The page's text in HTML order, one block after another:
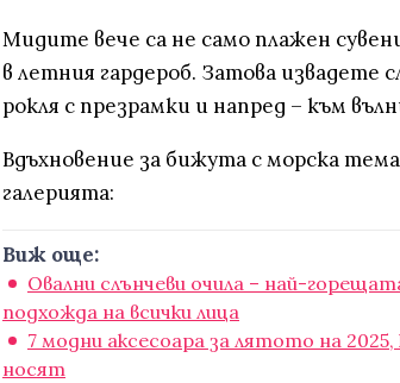
Мидите вече са не само плажен
в летния гардероб. Затова извадете
рокля с презрамки и напред – към
Вдъхновение за бижута с морска
галерията:
Виж още:
Овални слънчеви очила – най-
подхожда на всички лица
7 модни аксесоара за лятото на
носят